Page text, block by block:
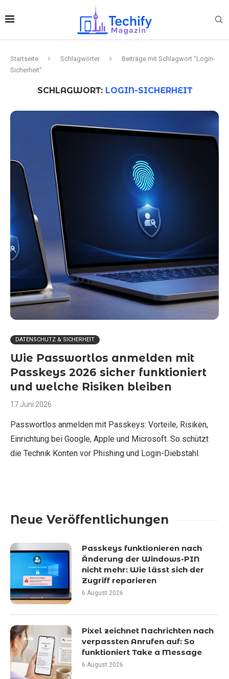
Startseite Schlagwörter
Beiträge mit Schlagwort "Login-
Sicherheit"
SCHLAGWORT: LOGIN-SICHERHEIT
DATENSCHUTZ & SICHERHEIT
Wie Passwortlos anmelden mit
Passkeys 2026 sicher funktioniert
und welche Risiken bleiben
17 Juni 2026
Passwortlos anmelden mit Passkeys: Vorteile, Risiken,
Einrichtung bei Google, Apple und Microsoft. So schützt
die Technik Konten vor Phishing und Login-Diebstahl.
Neue Veröffentlichungen
Passkeys funktionieren nach
Änderung der Windows-PIN
nicht mehr: Wie lässt sich der
Zugriff reparieren
6 August 2026
Pixel zeichnet Nachrichten nach
verpassten Anrufen auf: So
funktioniert Take a Message
6 August 2026